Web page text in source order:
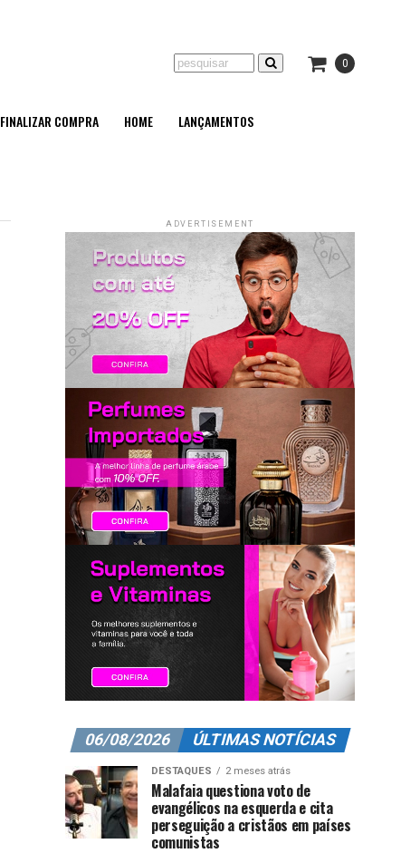
0
FINALIZAR COMPRA HOME LANÇAMENTOS
ADVERTISEMENT
06/08/2026 ÚLTIMAS NOTÍCIAS
DESTAQUES 2 meses atrás
Malafaia questiona voto de
evangélicos na esquerda e cita
perseguição a cristãos em países
comunistas